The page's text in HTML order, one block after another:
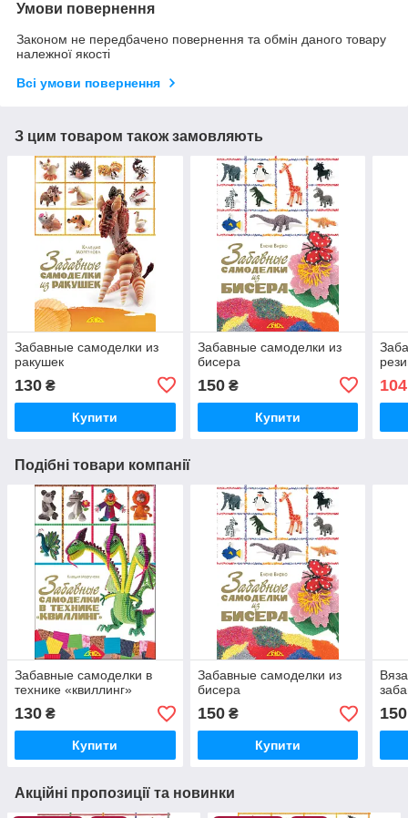
Умови повернення
Законом не передбачено повернення та обмін даного товару
належної якості
Всі умови повернення
З цим товаром також замовляють
Забавные самоделки из
ракушек
130 ₴
Купити
Забавные самоделки из
бисера
150₴
Купити
104
Подібні товари компанії
Забавные самоделки в
технике «квиллинг»
130 ₴
Купити
Забавные самоделки из
бисера
150₴
Купити
150
Акційні пропозиції та новинки